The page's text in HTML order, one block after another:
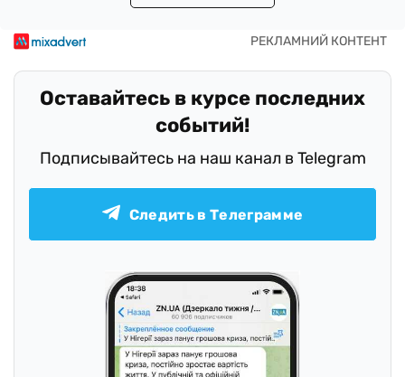
Оставайтесь в курсе последних
событий!
Подписывайтесь на наш канал в Telegram
Следить в Телеграмме